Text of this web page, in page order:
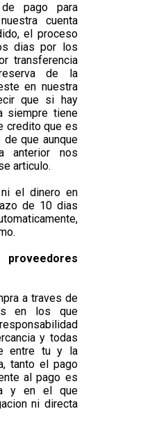
pago para
cuenta
el proceso
dias por los
transferencia
de la
en nuestra
que si hay
siempre tiene
credito que es
que aunque
anterior nos
articulo.
el dinero en
de 10 dias
a traves de
en los que
y todas
entre tu y la
tanto el pago
al pago es
y en el que
ni directa